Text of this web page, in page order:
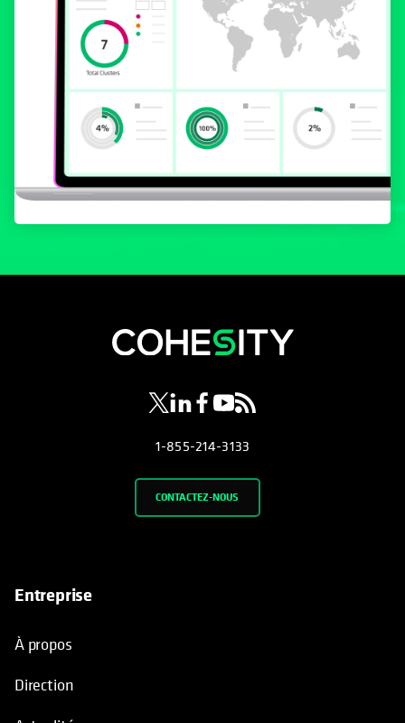
s’ouvre dans un nouvel onglet
s’ouvre dans un nouvel onglet
s’ouvre dans un nouvel onglet
s’ouvre dans un nouvel
s’ouvre dans un nouvel
1-855-214-3133
CONTACTEZ-NOUS
Entreprise
À propos
Direction